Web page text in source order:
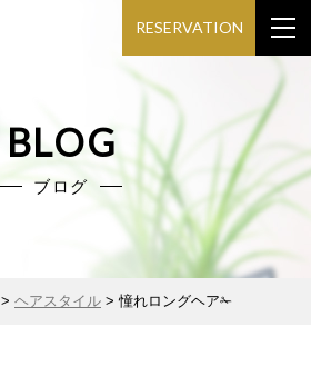
RESERVATION
BLOG
ブログ
> ヘアスタイル >憧れロングヘア✁